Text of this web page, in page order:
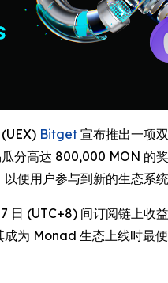
Bitget 宣布推出一项
分高达 800,000 MON 的
便用户参与到新的生态系统
(UTC+8) 间订阅链上收
为 Monad 生态上线时最